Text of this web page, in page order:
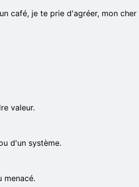
je te prie d'agréer, mon
valeur.
d'un système.
menacé.